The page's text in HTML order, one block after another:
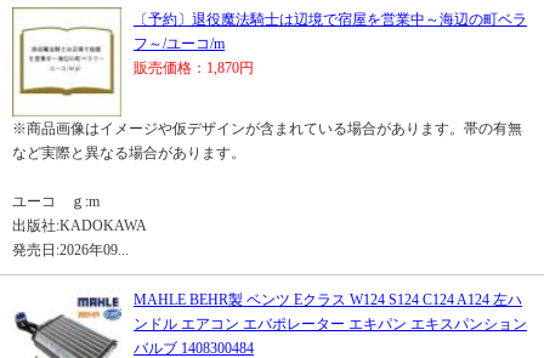
〔予約〕退役魔法騎士は辺境で宿屋を営業中～海辺の町ベラ
フ～/ユーコ/m
販売価格：1,870円
※商品画像はイメージや仮デザインが含まれている場合があります。帯の有無
など実際と異なる場合があります。
ユーコ ｇ:m
出版社:KADOKAWA
発売日:2026年09...
MAHLE BEHR製 ベンツ Eクラス W124 S124 C124 A124 左ハ
ンドル エアコン エバポレーター エキパン エキスパンション
バルブ 1408300484